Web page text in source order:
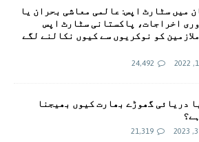
میں سٹارٹ اپس: عالمی معاشی بحران یا
اخراجات، پاکستانی سٹارٹ اپس
کو نوکریوں سے کیوں نکالنے لگے
24,492
دریائی گھوڑے بھارت کیوں بھیجنا
21,319